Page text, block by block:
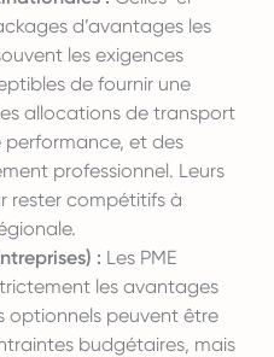
d’avantages les
les exigences
de fournir une
allocations de transport
et des
professionnel. Leurs
rester compétitifs à
: Les PME
les avantages
optionnels peuvent être
budgétaires, mais